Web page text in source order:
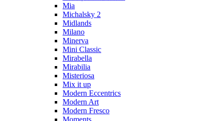
Mia
Michalsky 2
Midlands
Milano
Minerva
Mini Classic
Mirabella
Mirabilia
Misteriosa
Mix it up
Modern Eccentrics
Modern Art
Modern Fresco
Moments